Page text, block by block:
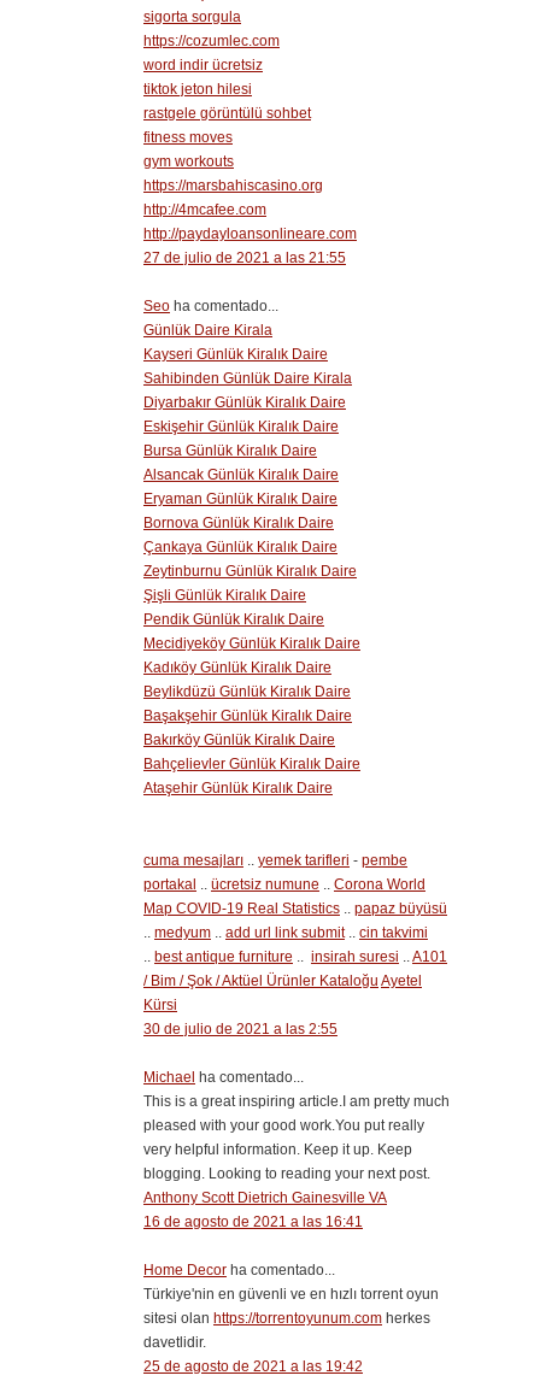
sigorta sorgula
https://cozumlec.com
word indir ücretsiz
tiktok jeton hilesi
rastgele görüntülü sohbet
fitness moves
gym workouts
https://marsbahiscasino.org
http://4mcafee.com
http://paydayloansonlineare.com
27 de julio de 2021 a las 21:55
Seo ha comentado...
Günlük Daire Kirala
Kayseri Günlük Kiralık Daire
Sahibinden Günlük Daire Kirala
Diyarbakır Günlük Kiralık Daire
Eskişehir Günlük Kiralık Daire
Bursa Günlük Kiralık Daire
Alsancak Günlük Kiralık Daire
Eryaman Günlük Kiralık Daire
Bornova Günlük Kiralık Daire
Çankaya Günlük Kiralık Daire
Zeytinburnu Günlük Kiralık Daire
Şişli Günlük Kiralık Daire
Pendik Günlük Kiralık Daire
Mecidiyeköy Günlük Kiralık Daire
Kadıköy Günlük Kiralık Daire
Beylikdüzü Günlük Kiralık Daire
Başakşehir Günlük Kiralık Daire
Bakırköy Günlük Kiralık Daire
Bahçelievler Günlük Kiralık Daire
Ataşehir Günlük Kiralık Daire
cuma mesajları yemek tarifleri - pembe
portakal
ücretsiz numune
Corona World
Map COVID-19 Real Statistics
papaz büyüsü
medyum add url link submit.. cin takvimi
best antique furniture insirah suresi
A101
/ Bim / Şok / Aktüel Ürünler Kataloğu Ayetel
Kürsi
30 de julio de 2021 a las 2:55
Michael ha comentado...
This is a great inspiring article.I am pretty much
pleased with your good work.You put really
very helpful information. Keep it up. Keep
blogging. Looking to reading your next post.
Anthony Scott Dietrich Gainesville VA
16 de agosto de 2021 a las 16:41
Home Decor ha comentado...
Türkiye'nin en güvenli ve en hızlı torrent oyun
sitesi olan https://torrentoyunum.com herkes
davetlidir.
25 de agosto de 2021 a las 19:42